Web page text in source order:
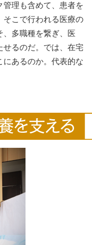
管理も含めて、患者を
そこで行われる医療の
、多職種を繋ぎ、医
るのだ。では、在宅
にあるのか。代表的な